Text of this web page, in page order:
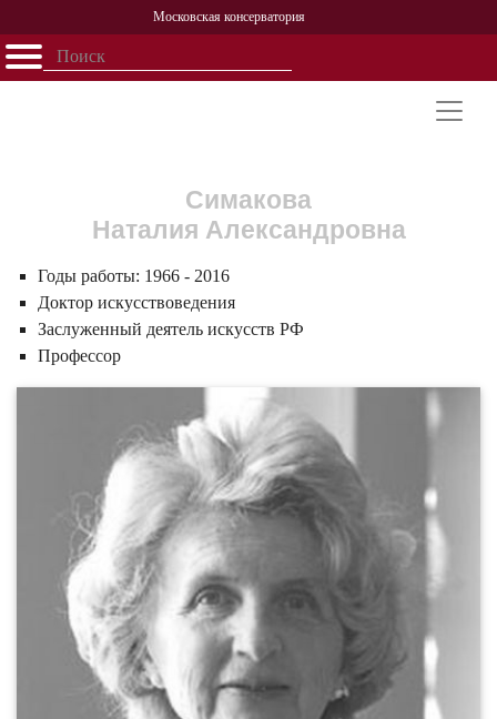
Московская консерватория
Открыть - закрыть
Персоналии
История
Симакова
Наталия Александровна
Годы работы: 1966 - 2016
Доктор искусствоведения
Заслуженный деятель искусств РФ
Профессор